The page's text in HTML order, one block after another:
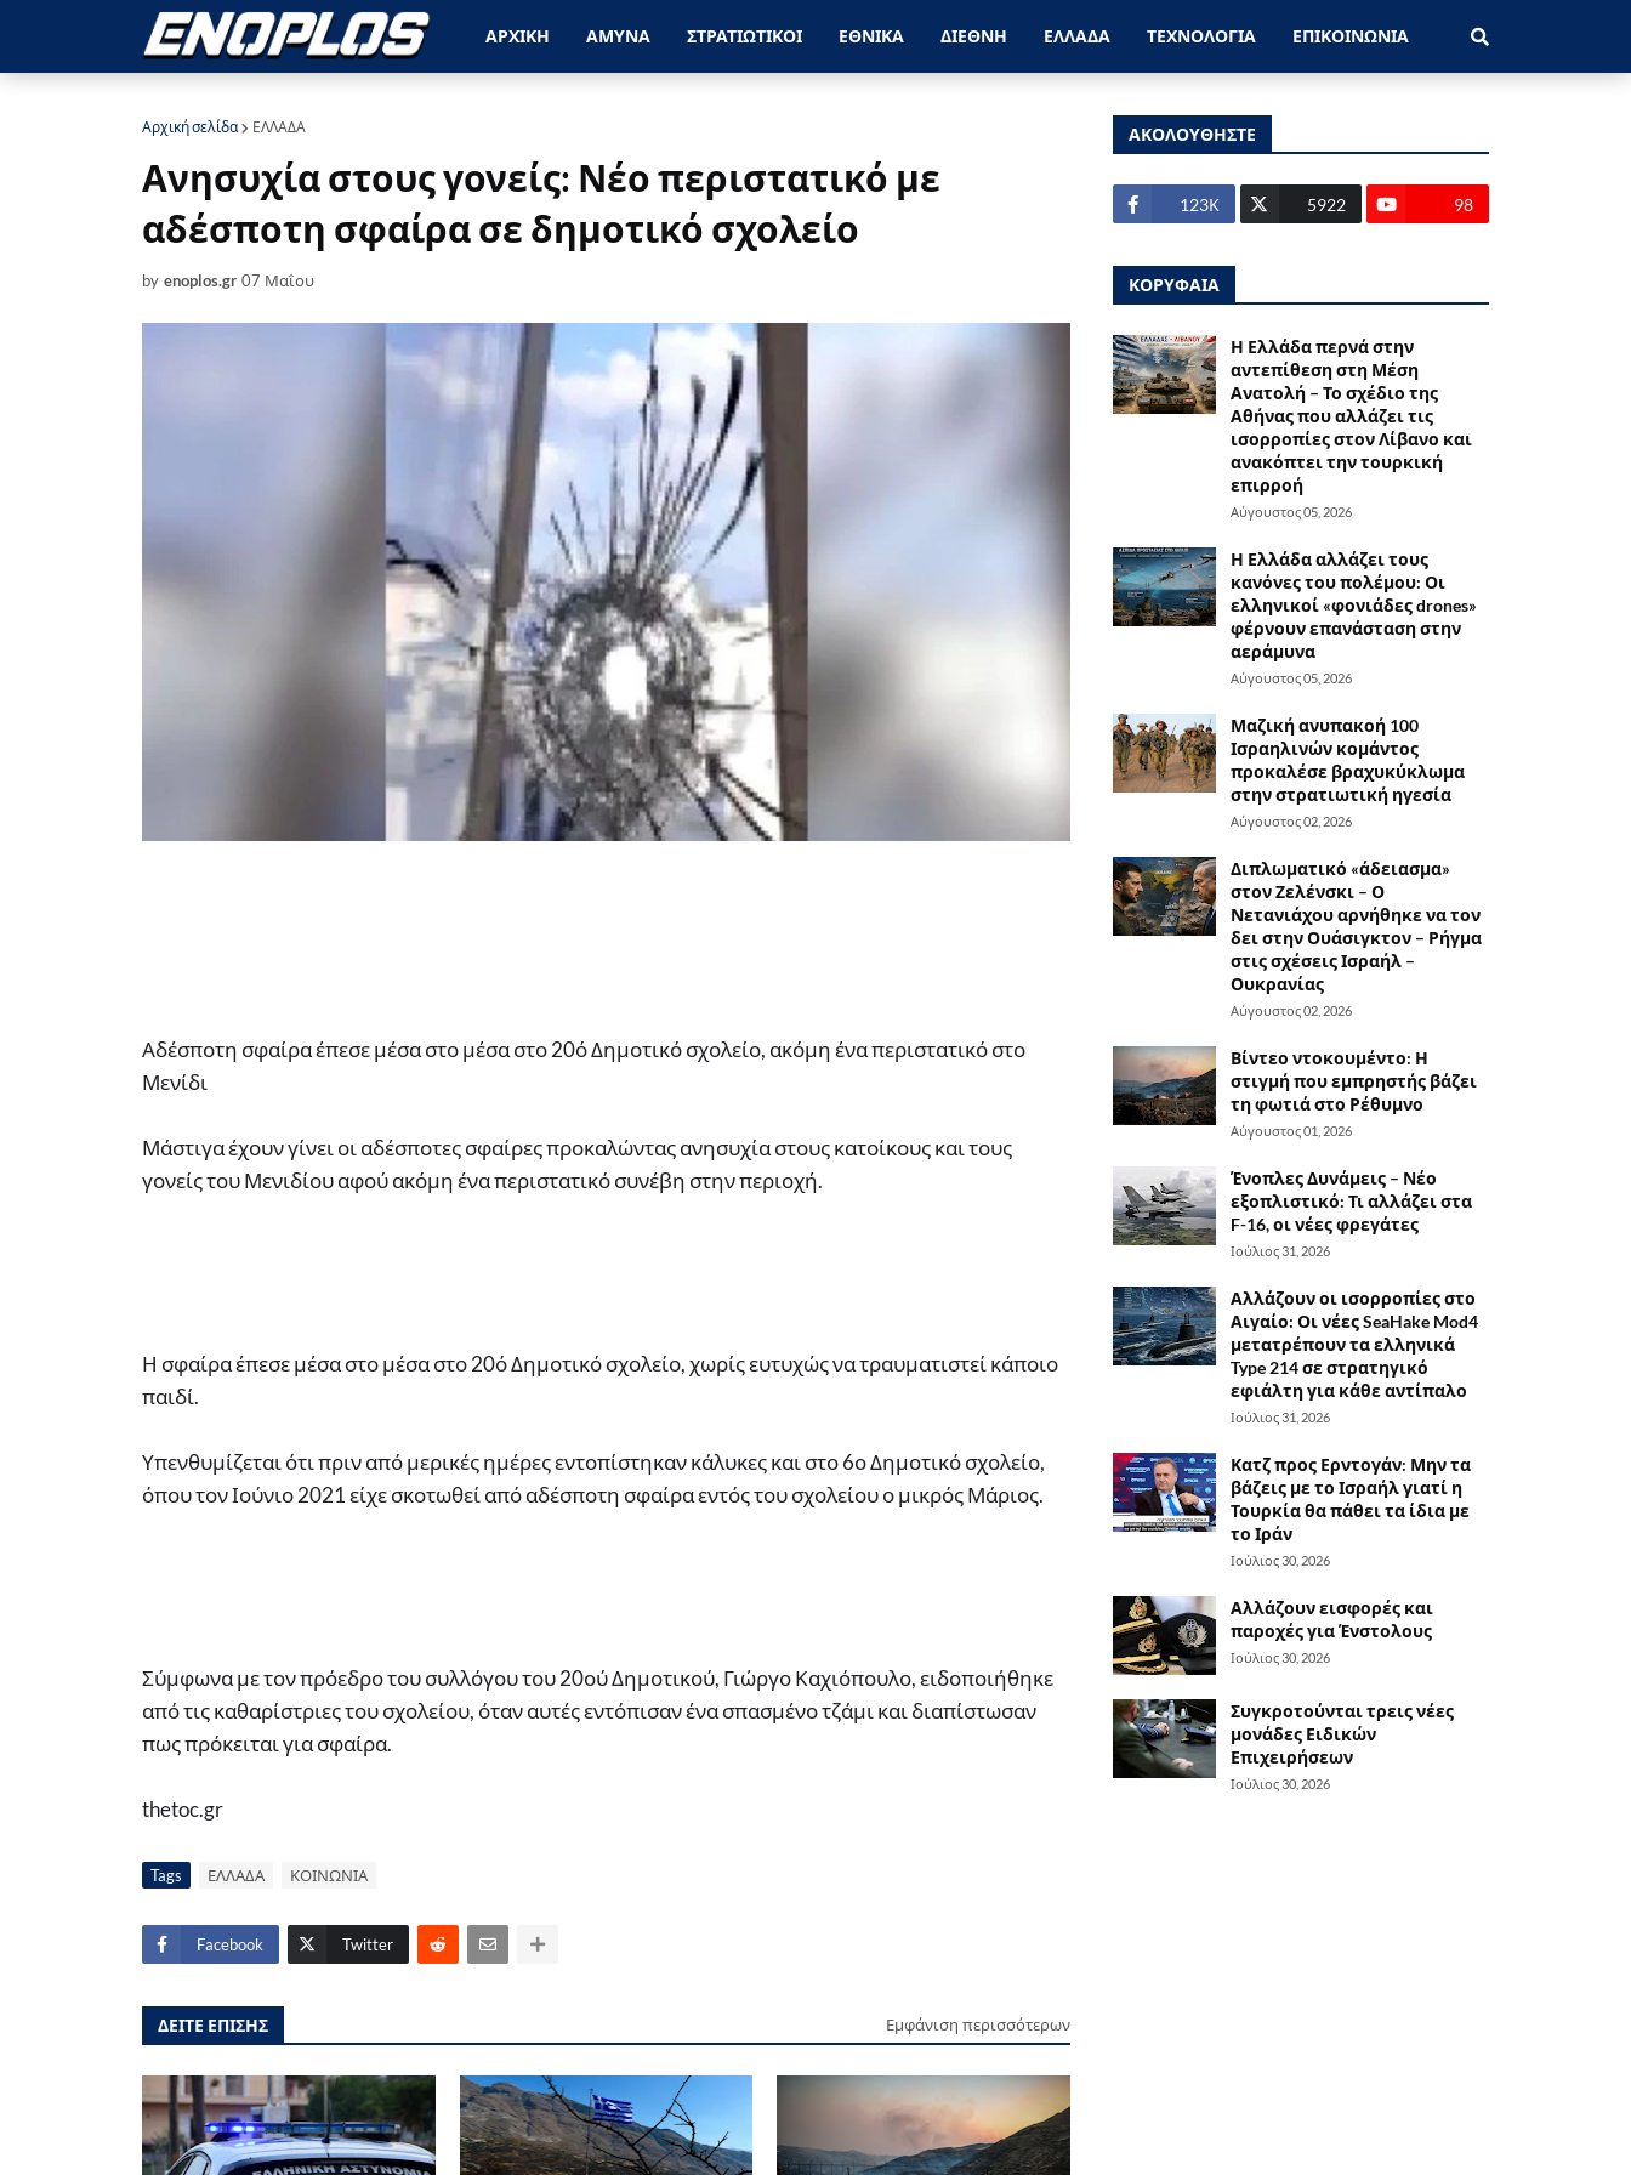
ΑΡΧΙΚΗ ΑΜΥΝΑ ΣΤΡΑΤΙΩΤΙΚΟΙ ΕΘΝΙΚΑ ΔΙΕΘΝΗ ΕΛΛΑΔΑ ΤΕΧΝΟΛΟΓΙΑ ΕΠΙΚΟΙΝΩΝΙΑ
Αρχική σελίδα ΕΛΛΑΔΑ
Ανησυχία στους γονείς: Νέο περιστατικό με
αδέσποτη σφαίρα σε δημοτικό σχολείο
by enoplos.gr 07 Μαΐου
Αδέσποτη σφαίρα έπεσε μέσα στο μέσα στο 20ό Δημοτικό σχολείο, ακόμη ένα περιστατικό στο
Μενίδι
Μάστιγα έχουν γίνει οι αδέσποτες σφαίρες προκαλώντας ανησυχία στους κατοίκους και τους
γονείς του Μενιδίου αφού ακόμη ένα περιστατικό συνέβη στην περιοχή.
Η σφαίρα έπεσε μέσα στο μέσα στο 20ό Δημοτικό σχολείο, χωρίς ευτυχώς να τραυματιστεί κάποιο
παιδί.
Υπενθυμίζεται ότι πριν από μερικές ημέρες εντοπίστηκαν κάλυκες και στο 6ο Δημοτικό σχολείο,
όπου τον Ιούνιο 2021 είχε σκοτωθεί από αδέσποτη σφαίρα εντός του σχολείου ο μικρός Μάριος.
Σύμφωνα με τον πρόεδρο του συλλόγου του 20ού Δημοτικού, Γιώργο Καχιόπουλο, ειδοποιήθηκε
από τις καθαρίστριες του σχολείου, όταν αυτές εντόπισαν ένα σπασμένο τζάμι και διαπίστωσαν
πως πρόκειται για σφαίρα.
thetoc.gr
Tags ΕΛΛΑΔΑ ΚΟΙΝΩΝΙΑ
Facebook Twitter
ΔΕΙΤΕ ΕΠΙΣΗΣ Εμφάνιση περισσότερων
ΑΚΟΛΟΥΘΗΣΤΕ
123Κ 5922 98
ΚΟΡΥΦΑΙΑ
Η Ελλάδα περνά στην
αντεπίθεση στη Μέση
Ανατολή – Το σχέδιο της
Αθήνας που αλλάζει τις
ισορροπίες στον Λίβανο και
ανακόπτει την τουρκική
επιρροή
Αύγουστος 05, 2026
Η Ελλάδα αλλάζει τους
κανόνες του πολέμου: Οι
ελληνικοί «φονιάδες drones»
φέρνουν επανάσταση στην
αεράμυνα
Αύγουστος 05, 2026
Μαζική ανυπακοή 100
Ισραηλινών κομάντος
προκαλέσε βραχυκύκλωμα
στην στρατιωτική ηγεσία
Αύγουστος 02, 2026
Διπλωματικό «άδειασμα»
στον Ζελένσκι – Ο
Νετανιάχου αρνήθηκε να τον
δει στην Ουάσιγκτον – Ρήγμα
στις σχέσεις Ισραήλ –
Ουκρανίας
Αύγουστος 02, 2026
Βίντεο ντοκουμέντο: Η
στιγμή που εμπρηστής βάζει
τη φωτιά στο Ρέθυμνο
Αύγουστος 01, 2026
Ένοπλες Δυνάμεις – Νέο
εξοπλιστικό: Τι αλλάζει στα
F-16, οι νέες φρεγάτες
Ιούλιος 31, 2026
Αλλάζουν οι ισορροπίες στο
Αιγαίο: Οι νέες SeaHake Mod4
μετατρέπουν τα ελληνικά
Type 214 σε στρατηγικό
εφιάλτη για κάθε αντίπαλο
Ιούλιος 31, 2026
Κατζ προς Ερντογάν: Μην τα
βάζεις με το Ισραήλ γιατί η
Τουρκία θα πάθει τα ίδια με
το Ιράν
Ιούλιος 30, 2026
Αλλάζουν εισφορές και
παροχές για Ένστολους
Ιούλιος 30, 2026
Συγκροτούνται τρεις νέες
μονάδες Ειδικών
Επιχειρήσεων
Ιούλιος 30, 2026